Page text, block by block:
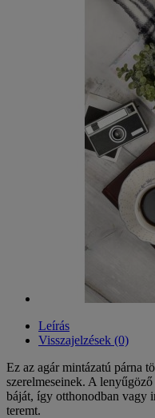
Leírás
Visszajelzések (0)
Ez az agár mintázatú párna
szerelmeseinek. A
báját, így otthonodban vagy
teremt.